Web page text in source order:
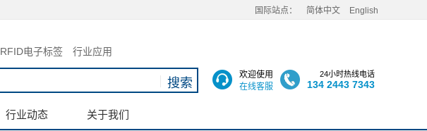
国际站点： 简体中文 English
欢迎使用
在线客服
24小时热线电话
134 2443 7343
RFID电子标签 行业应用
行业动态 关于我们